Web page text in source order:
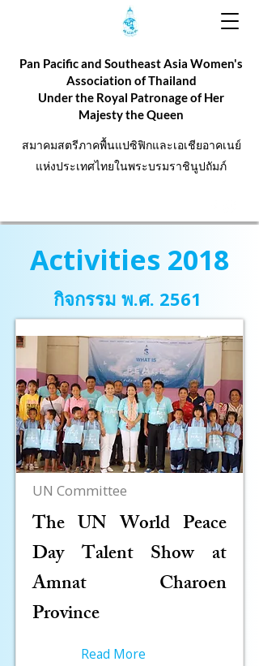
Pan Pacific and Southeast Asia Women's
Association of Thailand
Under the Royal Patronage of Her
Majesty the Queen
สมาคมสตรีภาคพื้นแปซิฟิกและเอเชียอาคเนย์
แห่งประเทศไทยในพระบรมราชินูปถัมภ์
Activities 2018
กิจกรรม พ.ศ. 2561
UN Committee
The UN World Peace
Day Talent Show at
Amnat Charoen
Province
Read More